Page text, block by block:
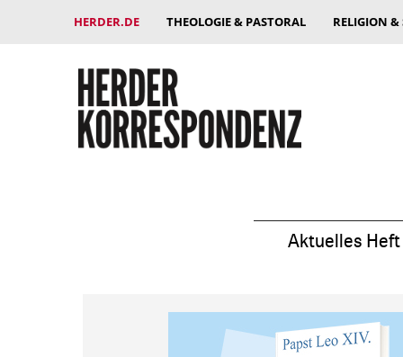
HERDER.DE THEOLOGIE & PASTORAL RELIGION
Aktuelles Heft